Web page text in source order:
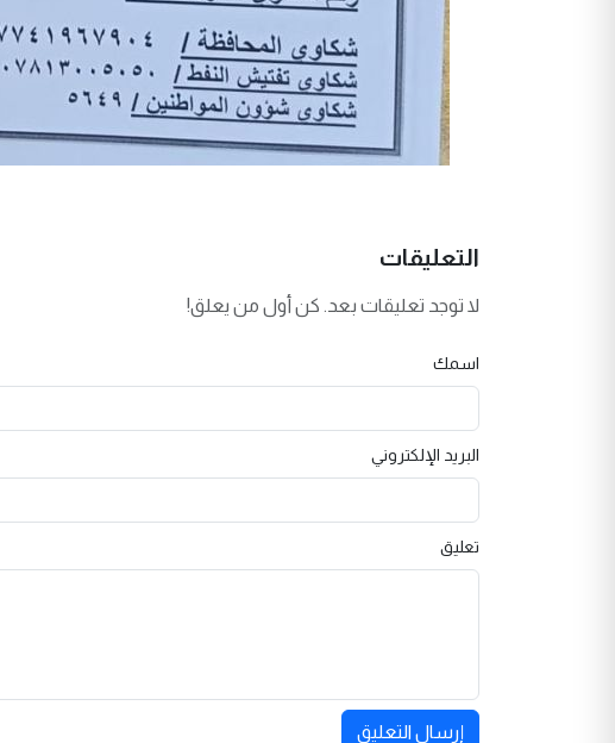
التعليقات
لا توجد تعليقات بعد. كن أول من يعلق!
اسمك
البريد الإلكتروني
تعليق
إرسال التعليق